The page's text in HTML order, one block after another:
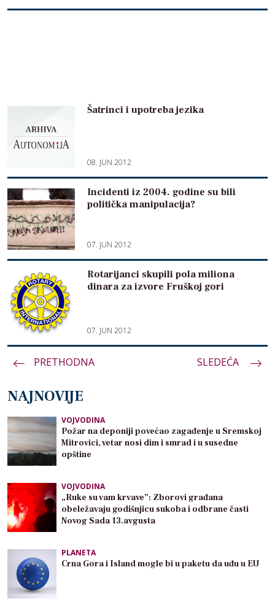
Šatrinci i upotreba jezika
08. JUN 2012
Incidenti iz 2004. godine su bili
politička manipulacija?
07. JUN 2012
Rotarijanci skupili pola miliona
dinara za izvore Fruškoj gori
07. JUN 2012
Paginacija
PRETHODNA SLEDEĆA
NAJNOVIJE
VOJVODINA
Požar na deponiji povećao zagađenje u Sremskoj
Mitrovici, vetar nosi dim i smrad i u susedne
opštine
VOJVODINA
„Ruke su vam krvave”: Zborovi građana
obeležavaju godišnjicu sukoba i odbrane časti
Novog Sada 13.avgusta
PLANETA
Crna Gora i Island mogle bi u paketu da uđu u EU